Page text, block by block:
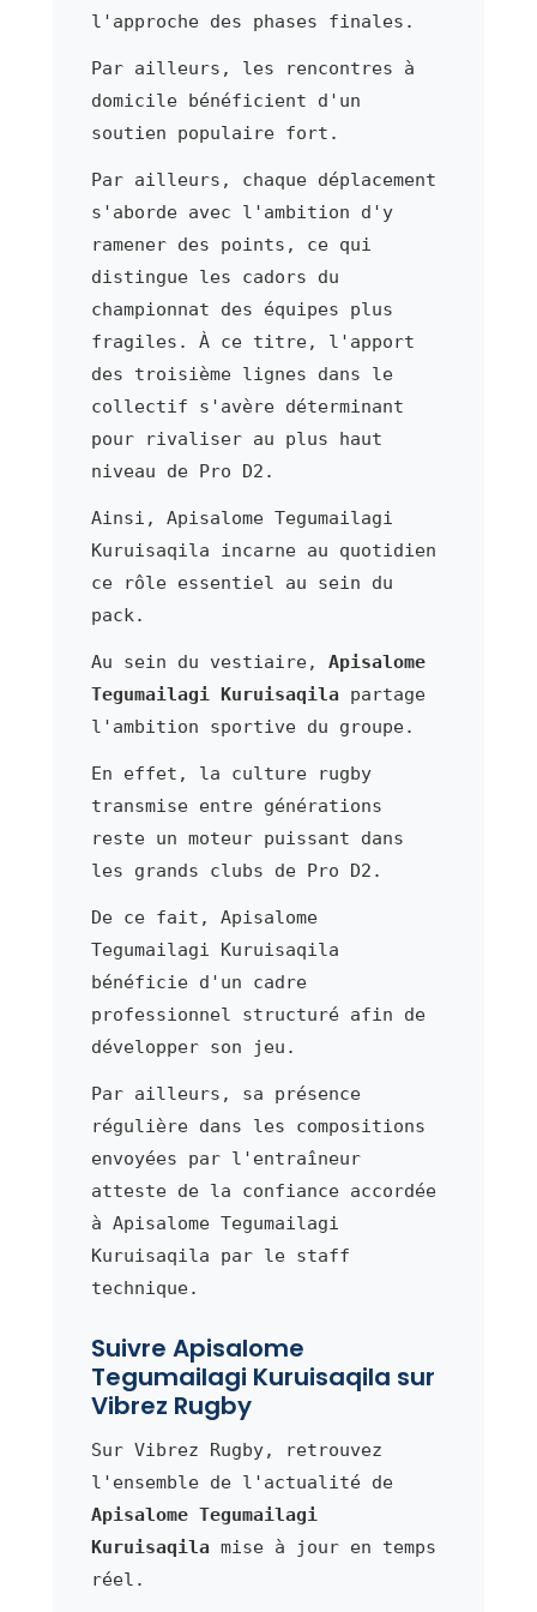
l'approche des phases finales.
Par ailleurs, les rencontres à
domicile bénéficient d'un
soutien populaire fort.
Par ailleurs, chaque déplacement
s'aborde avec l'ambition d'y
ramener des points, ce qui
distingue les cadors du
championnat des équipes plus
fragiles. À ce titre, l'apport
des troisième lignes dans le
collectif s'avère déterminant
pour rivaliser au plus haut
niveau de Pro D2.
Ainsi, Apisalome Tegumailagi
Kuruisaqila incarne au quotidien
ce rôle essentiel au sein du
pack.
Au sein du vestiaire, Apisalome
Tegumailagi Kuruisaqila partage
l'ambition sportive du groupe.
En effet, la culture rugby
transmise entre générations
reste un moteur puissant dans
les grands clubs de Pro D2.
De ce fait, Apisalome
Tegumailagi Kuruisaqila
bénéficie d'un cadre
professionnel structuré afin de
développer son jeu.
Par ailleurs, sa présence
régulière dans les compositions
envoyées par l'entraîneur
atteste de la confiance accordée
à Apisalome Tegumailagi
Kuruisaqila par le staff
technique.
Suivre Apisalome
Tegumailagi Kuruisaqila sur
Vibrez Rugby
Sur Vibrez Rugby, retrouvez
l'ensemble de l'actualité de
Apisalome Tegumailagi
Kuruisaqila mise à jour en temps
réel.